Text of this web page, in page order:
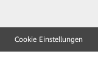
Cookie Einstellungen